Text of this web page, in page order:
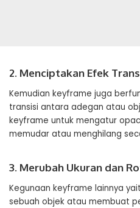
2. Menciptakan Efek
Kemudian keyframe juga
transisi antara adegan atau
keyframe untuk mengatur
memudar atau menghilang
3. Merubah Ukuran dan
Kegunaan keyframe lainnya
sebuah objek atau membuat